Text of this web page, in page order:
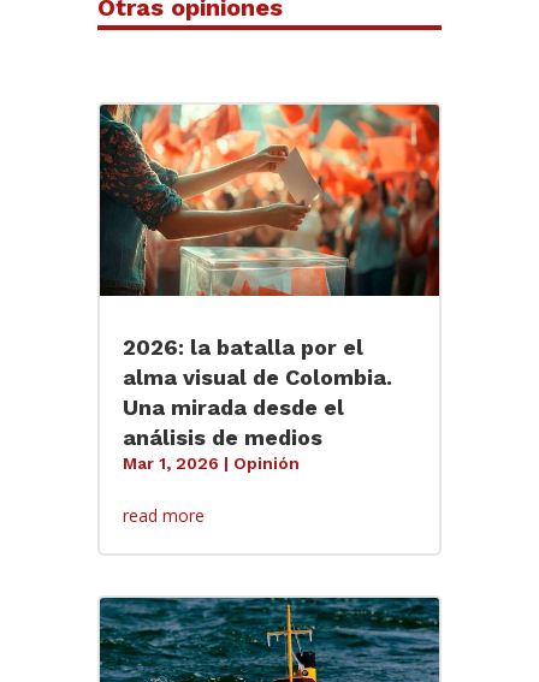
Otras opiniones
2026: la batalla por el
alma visual de Colombia.
Una mirada desde el
análisis de medios
Mar 1, 2026 | Opinión
read more